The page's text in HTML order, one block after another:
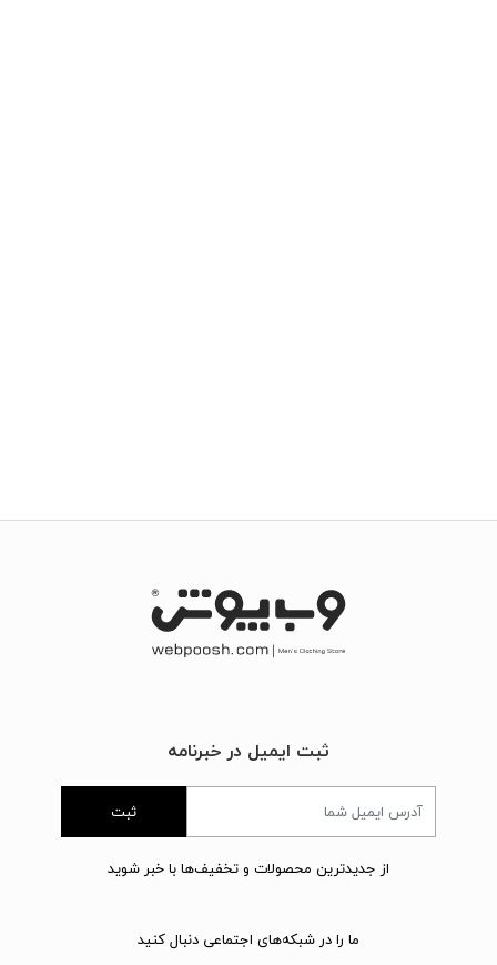
ثبت ایمیل در خبرنامه
ثبت
از جدیدترین محصولات و تخفیف‌ها با خبر شوید
ما را در شبکه‌های اجتماعی دنبال کنید